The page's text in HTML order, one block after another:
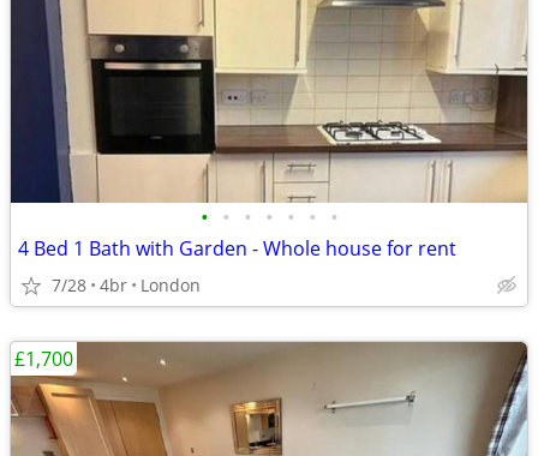
• • • • • • •
4 Bed 1 Bath with Garden - Whole house for rent
7/28 4br London
£1,700